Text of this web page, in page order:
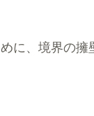
に、境界の擁